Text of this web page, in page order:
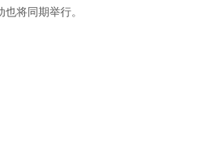
将同期举行。